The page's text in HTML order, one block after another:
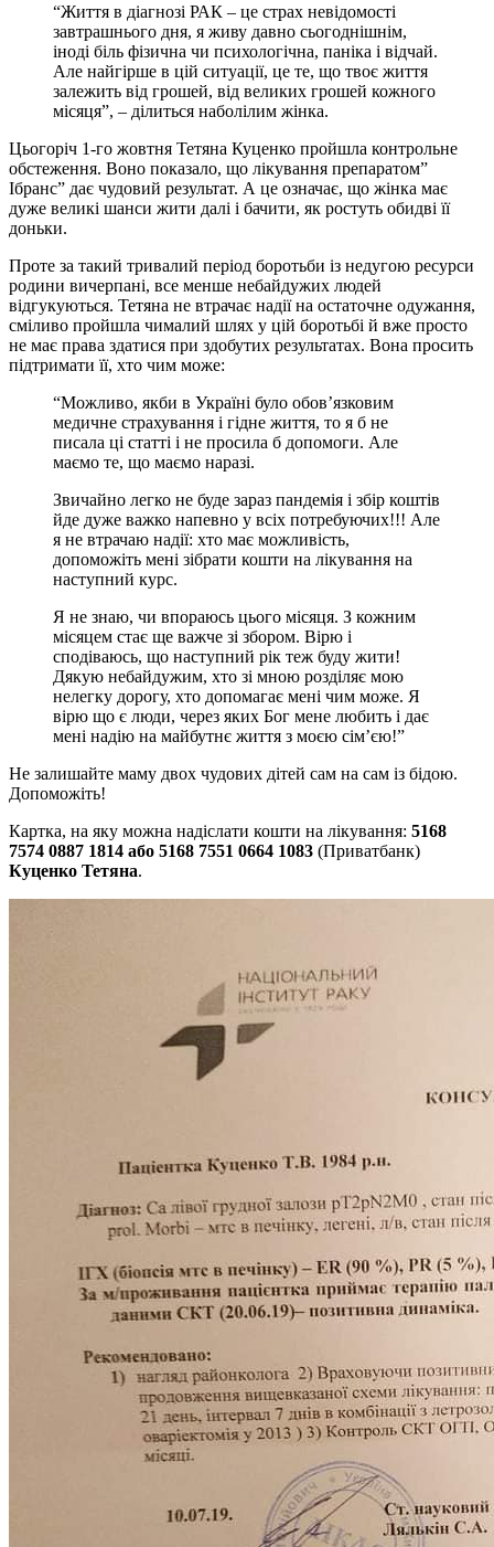
“Життя в діагнозі РАК – це страх невідомості
завтрашнього дня, я живу давно сьогоднішнім,
іноді біль фізична чи психологічна, паніка і відчай.
Але найгірше в цій ситуації, це те, що твоє життя
залежить від грошей, від великих грошей кожного
місяця”, – ділиться наболілим жінка.
Цьогоріч 1-го жовтня Тетяна Куценко пройшла контрольне
обстеження. Воно показало, що лікування препаратом”
Ібранс” дає чудовий результат. А це означає, що жінка має
дуже великі шанси жити далі і бачити, як ростуть обидві її
доньки.
Проте за такий тривалий період боротьби із недугою ресурси
родини вичерпані, все менше небайдужих людей
відгукуються. Тетяна не втрачає надії на остаточне одужання,
сміливо пройшла чималий шлях у цій боротьбі й вже просто
не має права здатися при здобутих результатах. Вона просить
підтримати її, хто чим може:
“Можливо, якби в Україні було обов’язковим
медичне страхування і гідне життя, то я б не
писала ці статті і не просила б допомоги. Але
маємо те, що маємо наразі.
Звичайно легко не буде зараз пандемія і збір коштів
йде дуже важко напевно у всіх потребуючих!!! Але
я не втрачаю надії: хто має можливість,
допоможіть мені зібрати кошти на лікування на
наступний курс.
Я не знаю, чи впораюсь цього місяця. З кожним
місяцем стає ще важче зі збором. Вірю і
сподіваюсь, що наступний рік теж буду жити!
Дякую небайдужим, хто зі мною розділяє мою
нелегку дорогу, хто допомагає мені чим може. Я
вірю що є люди, через яких Бог мене любить і дає
мені надію на майбутнє життя з моєю сім’єю!”
Не залишайте маму двох чудових дітей сам на сам із бідою.
Допоможіть!
Картка, на яку можна надіслати кошти на лікування: 5168
7574 0887 1814 або 5168 7551 0664 1083 (Приватбанк)
Куценко Тетяна.